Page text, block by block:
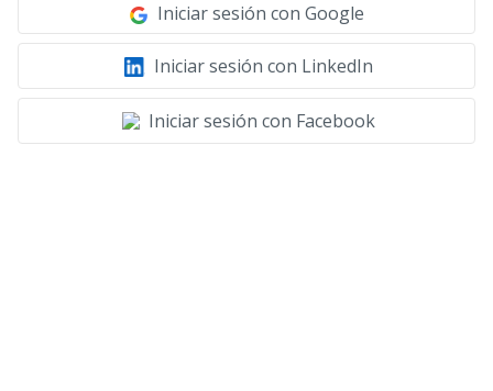
Iniciar sesión con Google
Iniciar sesión con LinkedIn
Iniciar sesión con Facebook